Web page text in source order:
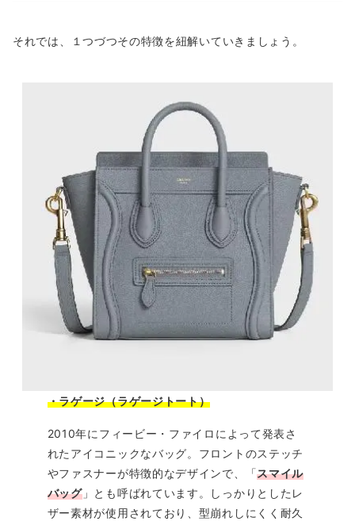
それでは、１つづつその特徴を紐解いていきましょう。
・ラゲージ（ラゲージトート）
2010年にフィービー・ファイロによって発表さ
れたアイコニックなバッグ。フロントのステッチ
やファスナーが特徴的なデザインで、「スマイル
バッグ」とも呼ばれています。しっかりとしたレ
ザー素材が使用されており、型崩れしにくく耐久